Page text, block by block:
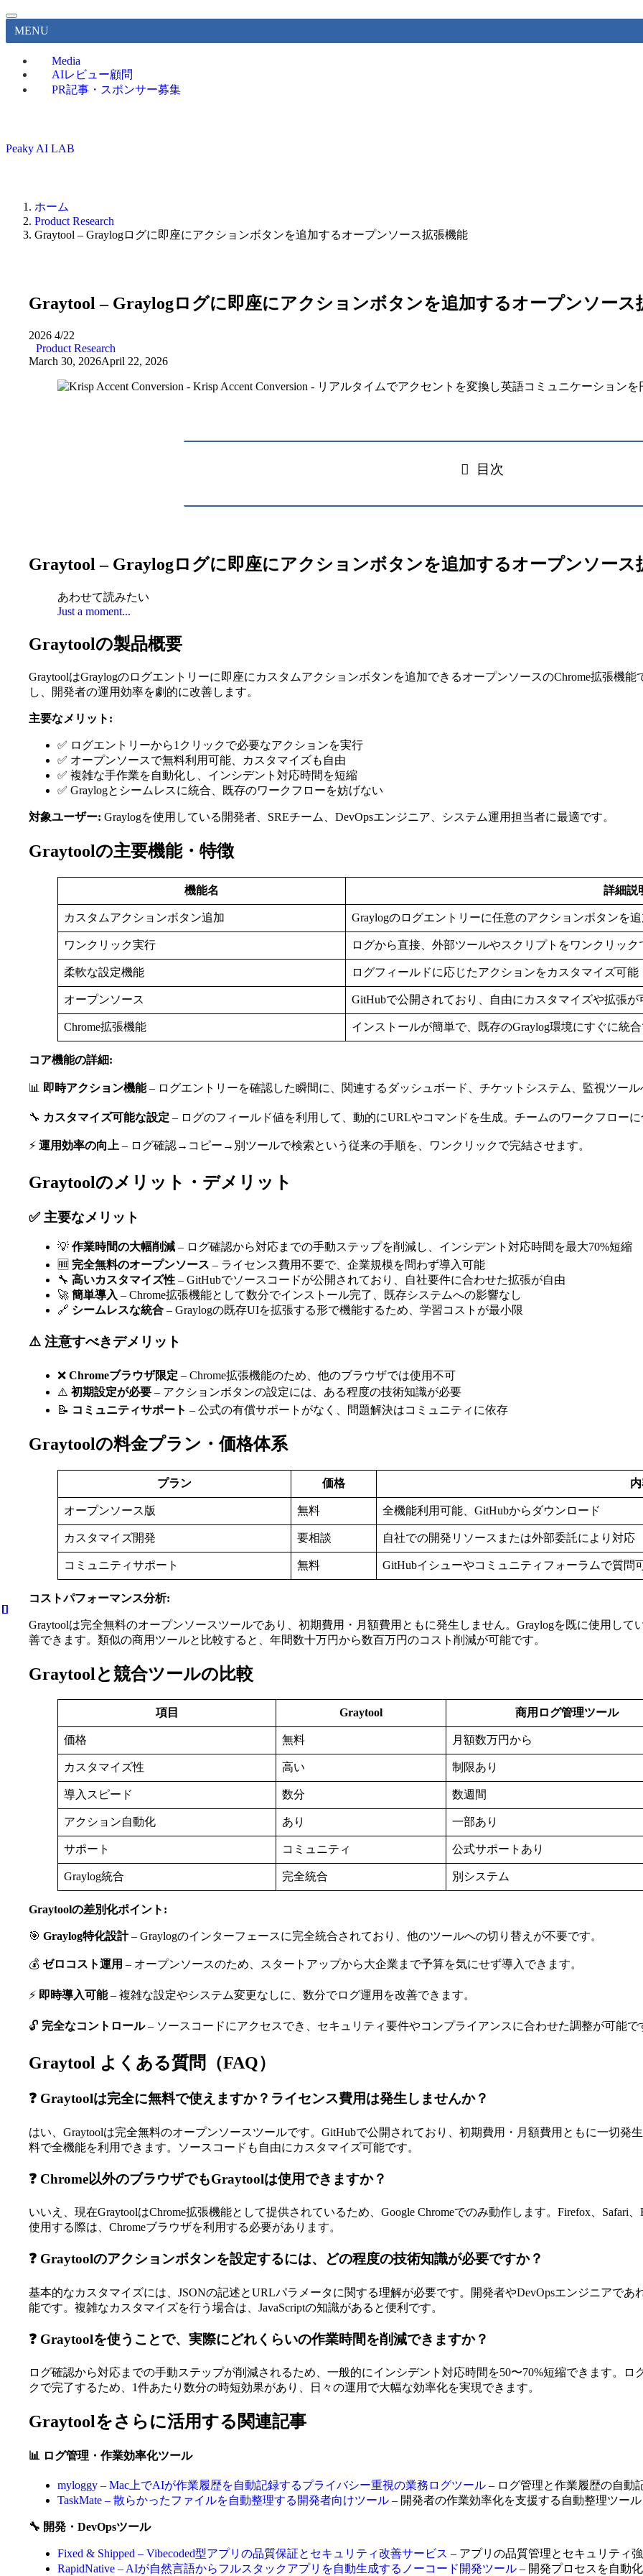
MENU
Media
AIレビュー顧問
PR記事・スポンサー募集
Peaky AI LAB
ホーム
Product Research
Graytool – Graylogログに即座にアクションボタンを追加するオープンソース拡張機能
Graytool – Graylogログに即座にアクションボタンを追加するオープンソース
2026 4/22
Product Research
March 30, 2026April 22, 2026
目次
Graytool – Graylogログに即座にアクションボタンを追加するオープンソース
あわせて読みたい
Just a moment...
Graytoolの製品概要
GraytoolはGraylogのログエントリーに即座にカスタムアクションボタンを追加できるオープンソースのChrome拡張機
し、開発者の運用効率を劇的に改善します。
主要なメリット:
✅ ログエントリーから1クリックで必要なアクションを実行
✅ オープンソースで無料利用可能、カスタマイズも自由
✅ 複雑な手作業を自動化し、インシデント対応時間を短縮
✅ Graylogとシームレスに統合、既存のワークフローを妨げない
対象ユーザー: Graylogを使用している開発者、SREチーム、DevOpsエンジニア、システム運用担当者に最適です。
Graytoolの主要機能・特徴
機能名 詳細説
カスタムアクションボタン追加 Graylogのログエントリーに任意のアクションボタンを
ワンクリック実行 ログから直接、外部ツールやスクリプトをワンクリック
柔軟な設定機能 ログフィールドに応じたアクションをカスタマイズ可能
オープンソース GitHubで公開されており、自由にカスタマイズや拡張が
Chrome拡張機能 インストールが簡単で、既存のGraylog環境にすぐに統
コア機能の詳細:
📊 即時アクション機能– ログエントリーを確認した瞬間に、関連するダッシュボード、チケットシステム、監視ツー
🔧 カスタマイズ可能な設定 – ログのフィールド値を利用して、動的にURLやコマンドを生成。チームのワークフロー
⚡ 運用効率の向上 – ログ確認→コピー→別ツールで検索という従来の手順を、ワンクリックで完結させます。
Graytoolのメリット・デメリット
✅ 主要なメリット
💡 作業時間の大幅削減 – ログ確認から対応までの手動ステップを削減し、インシデント対応時間を最大70%短縮
🆓 完全無料のオープンソース – ライセンス費用不要で、企業規模を問わず導入可能
🔧 高いカスタマイズ性 – GitHubでソースコードが公開されており、自社要件に合わせた拡張が自由
🚀 簡単導入 – Chrome拡張機能として数分でインストール完了、既存システムへの影響なし
🔗 シームレスな統合 – Graylogの既存UIを拡張する形で機能するため、学習コストが最小限
⚠️ 注意すべきデメリット
❌ Chromeブラウザ限定 – Chrome拡張機能のため、他のブラウザでは使用不可
⚠️ 初期設定が必要 – アクションボタンの設定には、ある程度の技術知識が必要
📝 コミュニティサポート – 公式の有償サポートがなく、問題解決はコミュニティに依存
Graytoolの料金プラン・価格体系
プラン 価格
オープンソース版 無料 全機能利用可能、GitHubからダウンロード
カスタマイズ開発 要相談 自社での開発リソースまたは外部委託により対応
コミュニティサポート 無料 GitHubイシューやコミュニティフォーラムで質問
コストパフォーマンス分析:
Graytoolは完全無料のオープンソースツールであり、初期費用・月額費用ともに発生しません。Graylogを既に使用し
善できます。類似の商用ツールと比較すると、年間数十万円から数百万円のコスト削減が可能です。
Graytoolと競合ツールの比較
項目 Graytool 商用ログ管理ツール
価格 無料 月額数万円から
カスタマイズ性 高い 制限あり
導入スピード 数分 数週間
アクション自動化 あり 一部あり
サポート コミュニティ 公式サポートあり
Graylog統合 完全統合 別システム
Graytoolの差別化ポイント:
🎯 Graylog特化設計– Graylogのインターフェースに完全統合されており、他のツールへの切り替えが不要です。
💰 ゼロコスト運用 – オープンソースのため、スタートアップから大企業まで予算を気にせず導入できます。
⚡ 即時導入可能– 複雑な設定やシステム変更なしに、数分でログ運用を改善できます。
🔓 完全なコントロール– ソースコードにアクセスでき、セキュリティ要件やコンプライアンスに合わせた調整が可能で
Graytool よくある質問（FAQ）
❓ Graytoolは完全に無料で使えますか？ライセンス費用は発生しませんか？
はい、Graytoolは完全無料のオープンソースツールです。GitHubで公開されており、初期費用・月額費用ともに一切発
料で全機能を利用できます。ソースコードも自由にカスタマイズ可能です。
❓ Chrome以外のブラウザでもGraytoolは使用できますか？
いいえ、現在GraytoolはChrome拡張機能として提供されているため、Google Chromeでのみ動作します。Firefox、Safari
使用する際は、Chromeブラウザを利用する必要があります。
❓ Graytoolのアクションボタンを設定するには、どの程度の技術知識が必要ですか？
基本的なカスタマイズには、JSONの記述とURLパラメータに関する理解が必要です。開発者やDevOpsエンジニアで
能です。複雑なカスタマイズを行う場合は、JavaScriptの知識があると便利です。
❓ Graytoolを使うことで、実際にどれくらいの作業時間を削減できますか？
ログ確認から対応までの手動ステップが削減されるため、一般的にインシデント対応時間を50〜70%短縮できます。
クで完了するため、1件あたり数分の時短効果があり、日々の運用で大幅な効率化を実現できます。
Graytoolをさらに活用する関連記事
📊 ログ管理・作業効率化ツール
myloggy – Mac上でAIが作業履歴を自動記録するプライバシー重視の業務ログツール – ログ管理と作業履歴の自動
TaskMate – 散らかったファイルを自動整理する開発者向けツール – 開発者の作業効率化を支援する自動整理ツール
🔧 開発・DevOpsツール
Fixed & Shipped – Vibecoded型アプリの品質保証とセキュリティ改善サービス – アプリの品質管理とセキュリティ
RapidNative – AIが自然言語からフルスタックアプリを自動生成するノーコード開発ツール – 開発プロセスを自動